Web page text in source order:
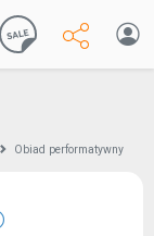
Obiad performatywny